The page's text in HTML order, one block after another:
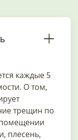
каждые 5
О том,
трещин по
плесень,